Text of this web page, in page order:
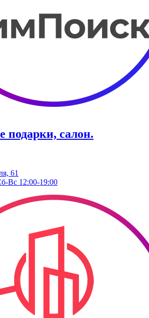
подарки, салон.
61
Вс 12:00-19:00